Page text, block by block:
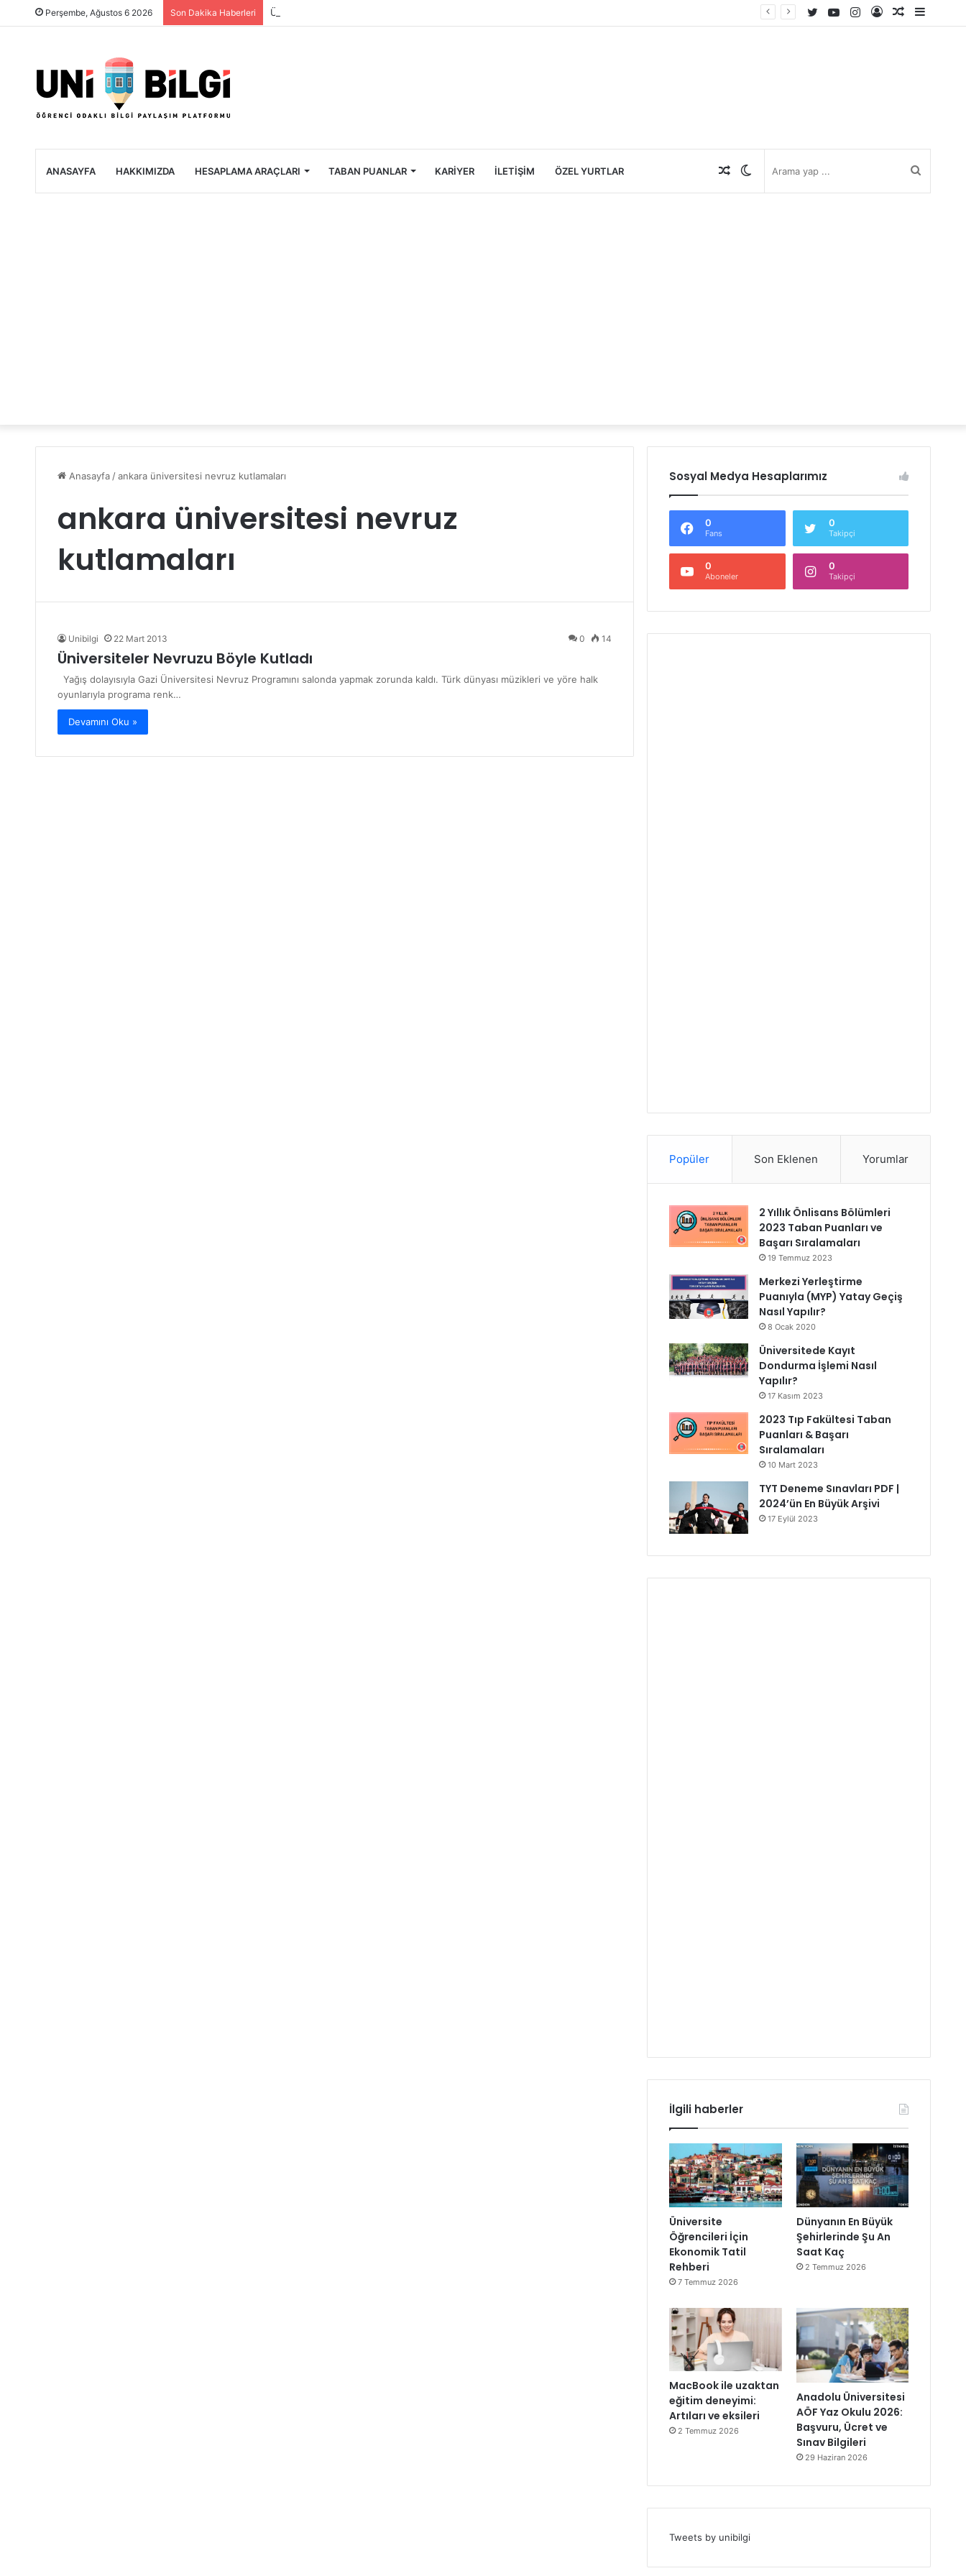
Perşembe, Ağustos 6 2026 Son Dakika Haberleri Üniversite Öğrencileri İçin Ekonomik Tatil Rehberi
Rastgele
Kayıt
Instagram
YouTube
Twitter
ANASAYFA HAKKIMIZDA HESAPLAMA ARAÇLARI TABAN PUANLAR KARIYER İLETIŞIM ÖZEL YURTLAR Rastgele
Anasayfa / ankara üniversitesi nevruz kutlamaları
ankara üniversitesi nevruz
kutlamaları
Unibilgi 22 Mart 2013 0 14
Üniversiteler Nevruzu Böyle Kutladı
Yağış dolayısıyla Gazi Üniversitesi Nevruz Programını salonda yapmak zorunda kaldı. Türk dünyası müzikleri ve yöre halk
oyunlarıyla programa renk…
Devamını Oku »
Sosyal Medya Hesaplarımız
0
Fans
0
Takipçi
0
Aboneler
0
Takipçi
Popüler Son Eklenen Yorumlar
2 Yıllık Önlisans Bölümleri
2023 Taban Puanları ve
Başarı Sıralamaları
19 Temmuz 2023
Merkezi Yerleştirme
Puanıyla (MYP) Yatay Geçiş
Nasıl Yapılır?
8 Ocak 2020
Üniversitede Kayıt
Dondurma İşlemi Nasıl
Yapılır?
17 Kasım 2023
2023 Tıp Fakültesi Taban
Puanları & Başarı
Sıralamaları
10 Mart 2023
TYT Deneme Sınavları PDF |
2024’ün En Büyük Arşivi
17 Eylül 2023
İlgili haberler
Üniversite
Öğrencileri İçin
Ekonomik Tatil
Rehberi
7 Temmuz 2026
Dünyanın En Büyük
Şehirlerinde Şu An
Saat Kaç
2 Temmuz 2026
MacBook ile uzaktan
eğitim deneyimi:
Artıları ve eksileri
2 Temmuz 2026
Anadolu Üniversitesi
AÖF Yaz Okulu 2026:
Başvuru, Ücret ve
Sınav Bilgileri
29 Haziran 2026
Tweets by unibilgi